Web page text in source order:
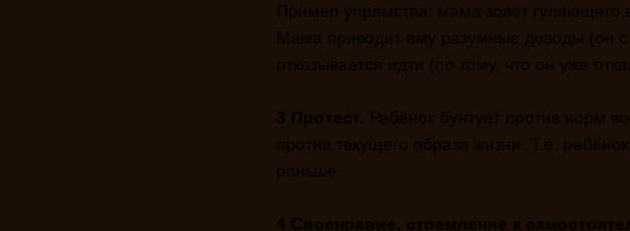
Пример упрямства: мама зовёт гуляющего
Мама приводит ему разумные доводы (он
отказывается идти (по тому, что он уже
3 Протест. Ребёнок бунтует против норм
против текущего образа жизни. Т.е.
раньше.
4 Своенравие, стремление к